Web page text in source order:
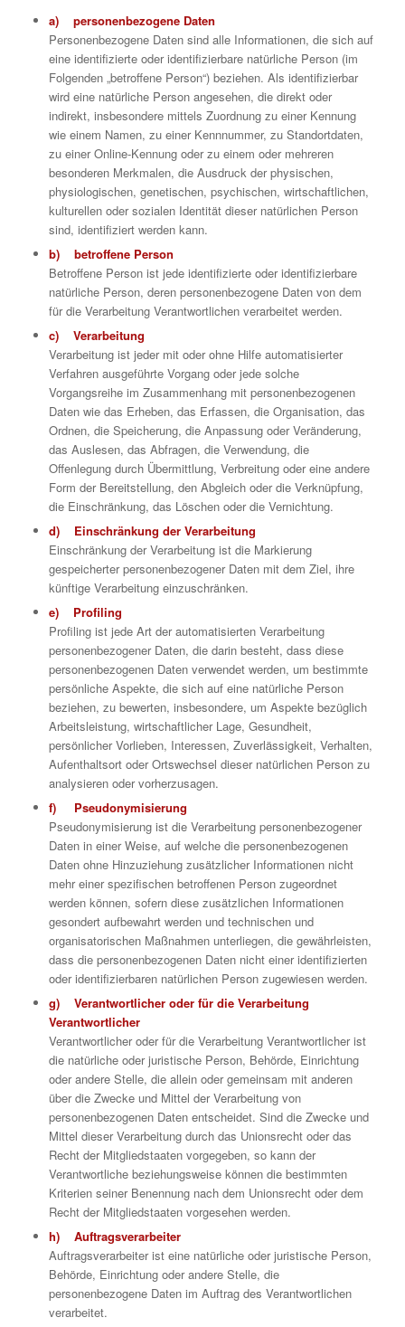
a) personenbezogene Daten
Personenbezogene Daten sind alle Informationen, die sich auf
eine identifizierte oder identifizierbare natürliche Person (im
Folgenden „betroffene Person“) beziehen. Als identifizierbar
wird eine natürliche Person angesehen, die direkt oder
indirekt, insbesondere mittels Zuordnung zu einer Kennung
wie einem Namen, zu einer Kennnummer, zu Standortdaten,
zu einer Online-Kennung oder zu einem oder mehreren
besonderen Merkmalen, die Ausdruck der physischen,
physiologischen, genetischen, psychischen, wirtschaftlichen,
kulturellen oder sozialen Identität dieser natürlichen Person
sind, identifiziert werden kann.
b) betroffene Person
Betroffene Person ist jede identifizierte oder identifizierbare
natürliche Person, deren personenbezogene Daten von dem
für die Verarbeitung Verantwortlichen verarbeitet werden.
c) Verarbeitung
Verarbeitung ist jeder mit oder ohne Hilfe automatisierter
Verfahren ausgeführte Vorgang oder jede solche
Vorgangsreihe im Zusammenhang mit personenbezogenen
Daten wie das Erheben, das Erfassen, die Organisation, das
Ordnen, die Speicherung, die Anpassung oder Veränderung,
das Auslesen, das Abfragen, die Verwendung, die
Offenlegung durch Übermittlung, Verbreitung oder eine andere
Form der Bereitstellung, den Abgleich oder die Verknüpfung,
die Einschränkung, das Löschen oder die Vernichtung.
d) Einschränkung der Verarbeitung
Einschränkung der Verarbeitung ist die Markierung
gespeicherter personenbezogener Daten mit dem Ziel, ihre
künftige Verarbeitung einzuschränken.
e) Profiling
Profiling ist jede Art der automatisierten Verarbeitung
personenbezogener Daten, die darin besteht, dass diese
personenbezogenen Daten verwendet werden, um bestimmte
persönliche Aspekte, die sich auf eine natürliche Person
beziehen, zu bewerten, insbesondere, um Aspekte bezüglich
Arbeitsleistung, wirtschaftlicher Lage, Gesundheit,
persönlicher Vorlieben, Interessen, Zuverlässigkeit, Verhalten,
Aufenthaltsort oder Ortswechsel dieser natürlichen Person zu
analysieren oder vorherzusagen.
f) Pseudonymisierung
Pseudonymisierung ist die Verarbeitung personenbezogener
Daten in einer Weise, auf welche die personenbezogenen
Daten ohne Hinzuziehung zusätzlicher Informationen nicht
mehr einer spezifischen betroffenen Person zugeordnet
werden können, sofern diese zusätzlichen Informationen
gesondert aufbewahrt werden und technischen und
organisatorischen Maßnahmen unterliegen, die gewährleisten,
dass die personenbezogenen Daten nicht einer identifizierten
oder identifizierbaren natürlichen Person zugewiesen werden.
g) Verantwortlicher oder für die Verarbeitung
Verantwortlicher
Verantwortlicher oder für die Verarbeitung Verantwortlicher ist
die natürliche oder juristische Person, Behörde, Einrichtung
oder andere Stelle, die allein oder gemeinsam mit anderen
über die Zwecke und Mittel der Verarbeitung von
personenbezogenen Daten entscheidet. Sind die Zwecke und
Mittel dieser Verarbeitung durch das Unionsrecht oder das
Recht der Mitgliedstaaten vorgegeben, so kann der
Verantwortliche beziehungsweise können die bestimmten
Kriterien seiner Benennung nach dem Unionsrecht oder dem
Recht der Mitgliedstaaten vorgesehen werden.
h) Auftragsverarbeiter
Auftragsverarbeiter ist eine natürliche oder juristische Person,
Behörde, Einrichtung oder andere Stelle, die
personenbezogene Daten im Auftrag des Verantwortlichen
verarbeitet.